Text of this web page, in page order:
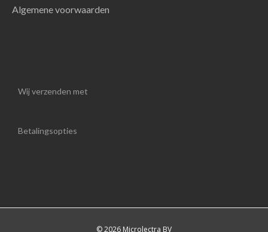
Algemene voorwaarden
Wij verzenden met
Betalingsopties
© 2026 Microlectra BV